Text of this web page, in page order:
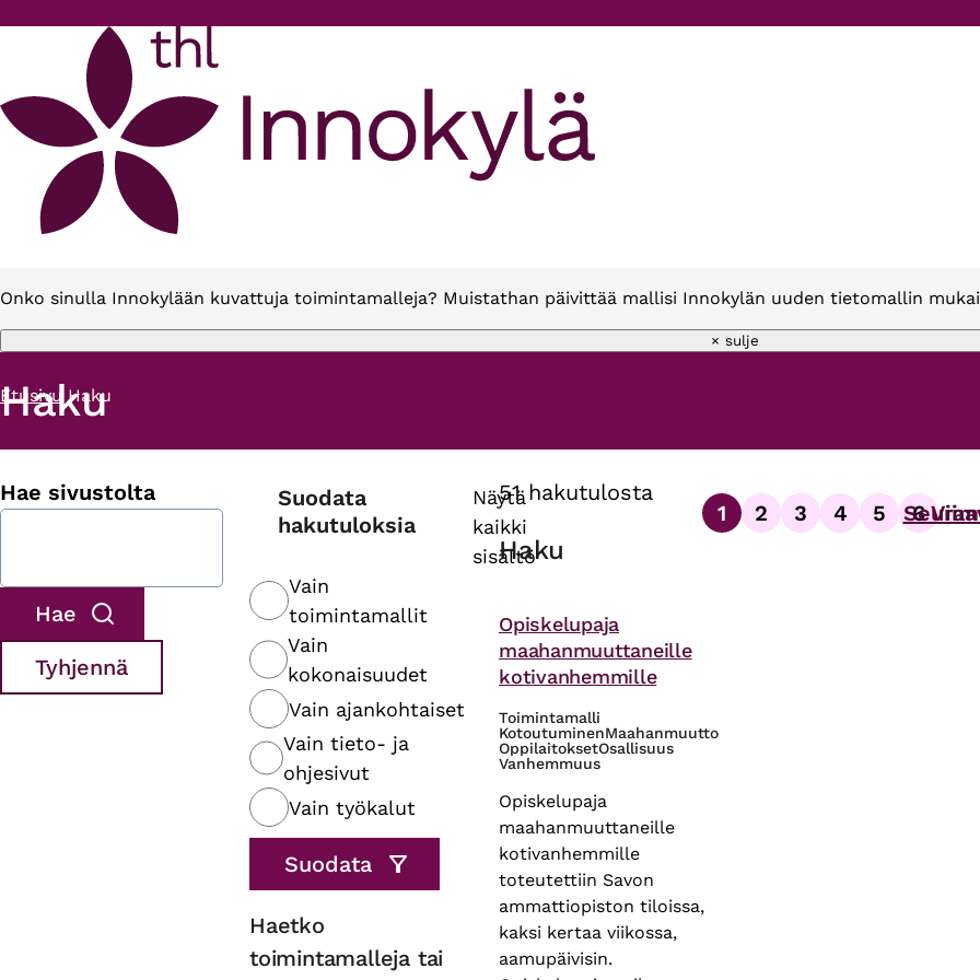
Onko sinulla Innokylään kuvattuja toimintamalleja? Muistathan päivittää mallisi Innokylän uuden tietomallin
× sulje
Murupolku
Etusivu Haku
Haku
Hae sivustolta
Suodata
hakutuloksia
Näytä
kaikki
sisältö
Vain
toimintamallit
Vain
kokonaisuudet
Vain ajankohtaiset
Vain tieto- ja
ohjesivut
Vain työkalut
Haetko
toimintamalleja tai
51 hakutulosta
Haku
Opiskelupaja
maahanmuuttaneille
kotivanhemmille
Toimintamalli
KotoutuminenMaahanmuutto
OppilaitoksetOsallisuus
Vanhemmuus
Opiskelupaja
maahanmuuttaneille
kotivanhemmille
toteutettiin Savon
ammattiopiston tiloissa,
kaksi kertaa viikossa,
aamupäivisin.
Sivutus
Sivu
1
Sivu
2
Sivu
3
Sivu
4
Sivu
5
Sivu
6